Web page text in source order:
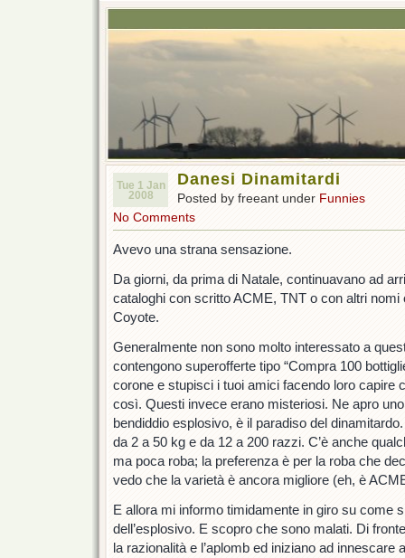
Tue 1 Jan
2008
Danesi Dinamitardi
Posted by freeant under Funnies
No Comments
Avevo una strana sensazione.
Da giorni, da prima di Natale, continuavano ad
cataloghi con scritto ACME, TNT o con altri nomi
Coyote.
Generalmente non sono molto interessato a
contengono superofferte tipo “Compra 100
corone e stupisci i tuoi amici facendo loro capire
così. Questi invece erano misteriosi. Ne apro
bendiddio esplosivo, è il paradiso del
da 2 a 50 kg e da 12 a 200 razzi. C’è anche
ma poca roba; la preferenza è per la roba che
vedo che la varietà è ancora migliore (eh, è
E allora mi informo timidamente in giro su come
dell’esplosivo. E scopro che sono malati. Di
la razionalità e l’aplomb ed iniziano ad innescare